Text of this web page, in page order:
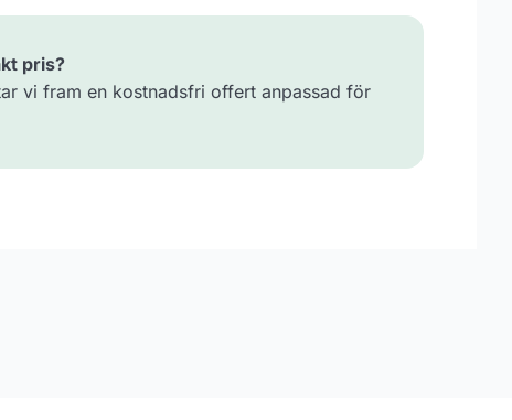
pris?
vi fram en kostnadsfri offert anpassad för